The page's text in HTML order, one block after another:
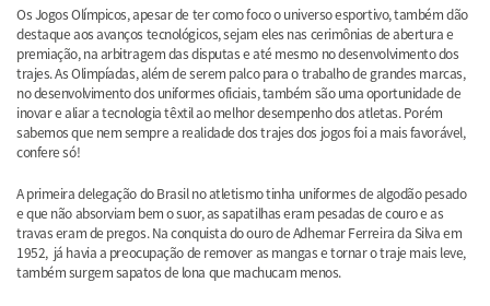
Os Jogos Olímpicos, apesar de ter como foco o universo esportivo, também dão
destaque aos avanços tecnológicos, sejam eles nas cerimônias de abertura e
premiação, na arbitragem das disputas e até mesmo no desenvolvimento dos
trajes. As Olimpíadas, além de serem palco para o trabalho de grandes marcas,
no desenvolvimento dos uniformes oficiais, também são uma oportunidade de
inovar e aliar a tecnologia têxtil ao melhor desempenho dos atletas. Porém
sabemos que nem sempre a realidade dos trajes dos jogos foi a mais favorável,
confere só!
A primeira delegação do Brasil no atletismo tinha uniformes de algodão pesado
e que não absorviam bem o suor, as sapatilhas eram pesadas de couro e as
travas eram de pregos. Na conquista do ouro de Adhemar Ferreira da Silva em
1952, já havia a preocupação de remover as mangas e tornar o traje mais leve,
também surgem sapatos de lona que machucam menos.